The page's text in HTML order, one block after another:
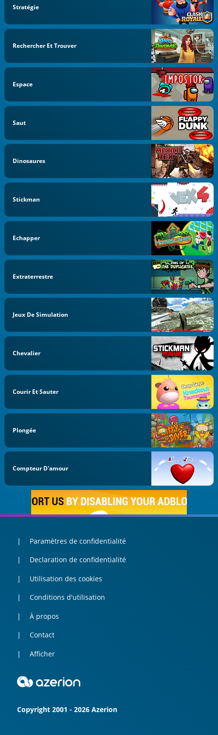
Stratégie
Rechercher Et Trouver
Espace
Saut
Dinosaures
Stickman
Echapper
Extraterrestre
Jeux De Simulation
Chevalier
Courir Et Sauter
Plongée
Compteur D'amour
Paramètres de confidentialité
Declaration de confidentialité
Utilisation des cookies
Conditions d'utilisation
À propos
Contact
Afficher
Copyright 2001 - 2026 Azerion